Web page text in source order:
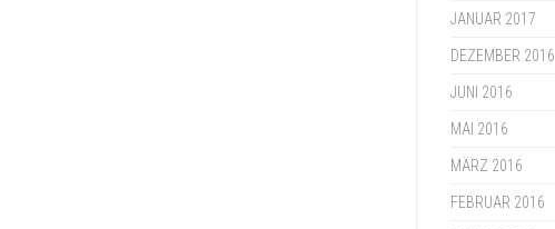
JANUAR 2017
DEZEMBER 2016
JUNI 2016
MAI 2016
MÄRZ 2016
FEBRUAR 2016